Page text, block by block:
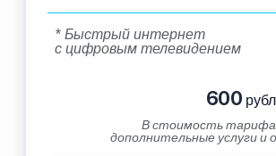
* Быстрый интернет
с цифровым телевидением
600
В стоимость тарифа
дополнительные услуги и